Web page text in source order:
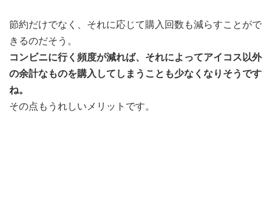
節約だけでなく、それに応じて購入回数も減らすことがで
きるのだそう。
コンビニに行く頻度が減れば、それによってアイコス以外
の余計なものを購入してしまうことも少なくなりそうです
ね。
その点もうれしいメリットです。